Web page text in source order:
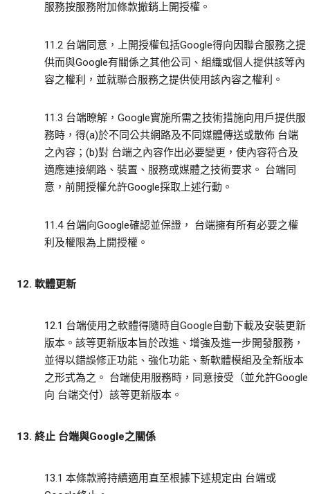
服務按服務附加條款撤銷上開授權。
11.2 台端同意，上開授權包括Google得向因聯合服務之提
供而與Google有關係之其他公司、組織或個人提供該等內
容之權利，並就聯合服務之提供使用該內容之權利。
11.3 台端暸解，Google實施所需之技術措施向用戶提供服
務時，得(a)於不同公共網路及不同媒體傳送或散佈 台端
之內容；(b)對 台端之內容作出必要變更，使內容符合及
適應連接網路、裝置、服務或媒體之技術要求。 台端同
意，前開授權允許Google採取上述行動。
11.4 台端向Google確認並保證， 台端擁有所有必要之權
利及權限為上開授權。
12. 軟體更新
12.1 台端使用之軟體得隨時自Google自動下載及安裝更新
版本。該等更新版本旨於改進、增強及進一步開發服務，
並得以錯誤修正功能、強化功能、新軟體模組及全新版本
之形式為之。 台端使用服務時，同意接受（並允許Google
向 台端交付）該等更新版本。
13. 終止 台端與Google之關係
13.1 本條款將持續適用直至根據下述規定由 台端或